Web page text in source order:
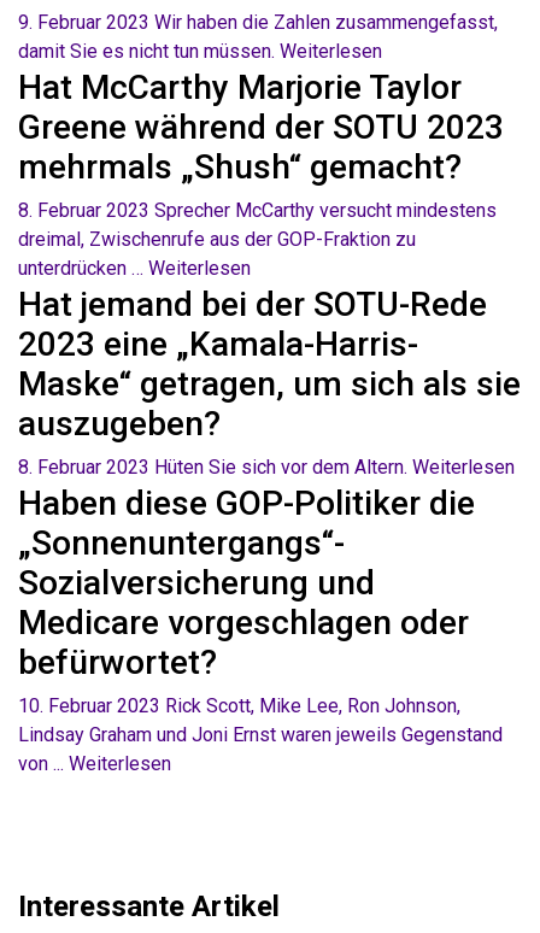
9. Februar 2023 Wir haben die Zahlen zusammengefasst,
damit Sie es nicht tun müssen. Weiterlesen
Hat McCarthy Marjorie Taylor
Greene während der SOTU 2023
mehrmals „Shush“ gemacht?
8. Februar 2023 Sprecher McCarthy versucht mindestens
dreimal, Zwischenrufe aus der GOP-Fraktion zu
unterdrücken … Weiterlesen
Hat jemand bei der SOTU-Rede
2023 eine „Kamala-Harris-
Maske“ getragen, um sich als sie
auszugeben?
8. Februar 2023 Hüten Sie sich vor dem Altern. Weiterlesen
Haben diese GOP-Politiker die
„Sonnenuntergangs“-
Sozialversicherung und
Medicare vorgeschlagen oder
befürwortet?
10. Februar 2023 Rick Scott, Mike Lee, Ron Johnson,
Lindsay Graham und Joni Ernst waren jeweils Gegenstand
von ... Weiterlesen
Interessante Artikel